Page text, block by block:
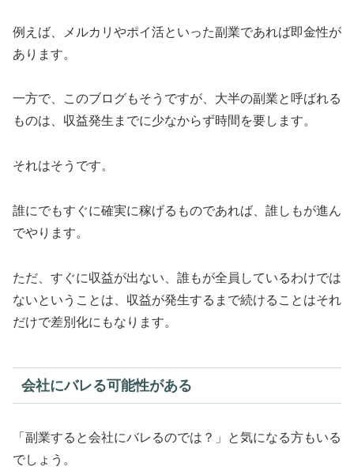
例えば、メルカリやポイ活といった副業であれば即金性が
あります。
一方で、このブログもそうですが、大半の副業と呼ばれる
ものは、収益発生までに少なからず時間を要します。
それはそうです。
誰にでもすぐに確実に稼げるものであれば、誰しもが進ん
でやります。
ただ、すぐに収益が出ない、誰もが全員しているわけでは
ないということは、収益が発生するまで続けることはそれ
だけで差別化にもなります。
会社にバレる可能性がある
「副業すると会社にバレるのでは？」と気になる方もいる
でしょう。